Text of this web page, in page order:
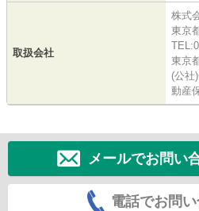
取扱会社
株式
東京
東京
(公社
動産
メールでお問い
電話でお問